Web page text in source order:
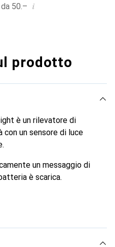
50.– i
prodotto
è un rilevatore di
un sensore di luce
un messaggio di
è scarica.